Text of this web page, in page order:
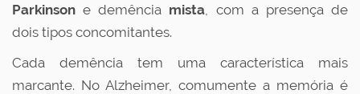
Parkinson e demência mista , com a presença de
dois tipos concomitantes.
Cada demência tem uma característica mais
marcante. No Alzheimer, comumente a memória é